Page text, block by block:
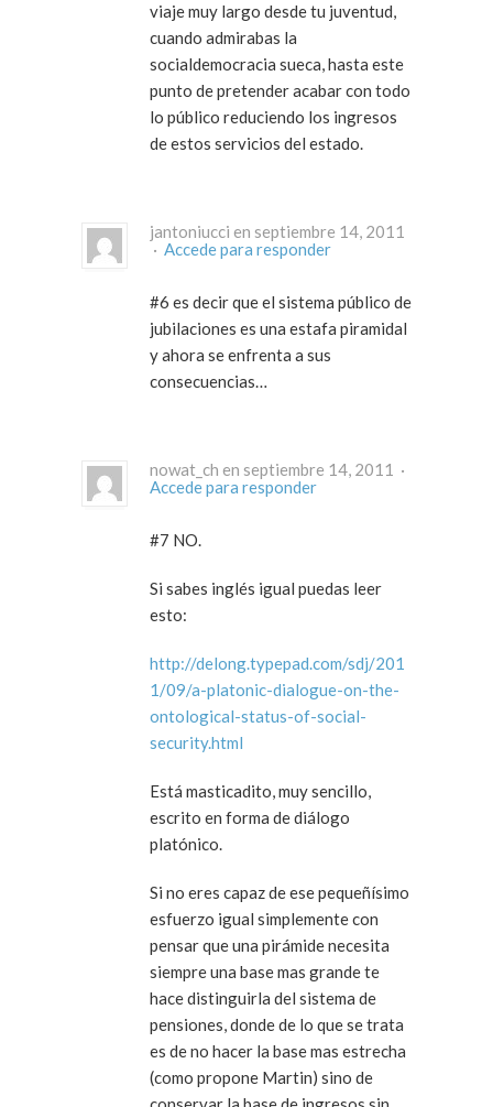
viaje muy largo desde tu juventud,
cuando admirabas la
socialdemocracia sueca, hasta este
punto de pretender acabar con todo
lo público reduciendo los ingresos
de estos servicios del estado.
jantoniucci en septiembre 14, 2011
· Accede para responder
#6 es decir que el sistema público de
jubilaciones es una estafa piramidal
y ahora se enfrenta a sus
consecuencias…
nowat_ch en septiembre 14, 2011 ·
Accede para responder
#7 NO.
Si sabes inglés igual puedas leer
esto:
http://delong.typepad.com/sdj/201
1/09/a-platonic-dialogue-on-the-
ontological-status-of-social-
security.html
Está masticadito, muy sencillo,
escrito en forma de diálogo
platónico.
Si no eres capaz de ese pequeñísimo
esfuerzo igual simplemente con
pensar que una pirámide necesita
siempre una base mas grande te
hace distinguirla del sistema de
pensiones, donde de lo que se trata
es de no hacer la base mas estrecha
(como propone Martin) sino de